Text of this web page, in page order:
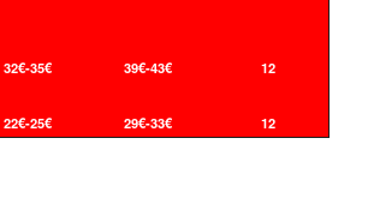
32€-35€ 39€-43€ 12
22€-25€ 29€-33€ 12